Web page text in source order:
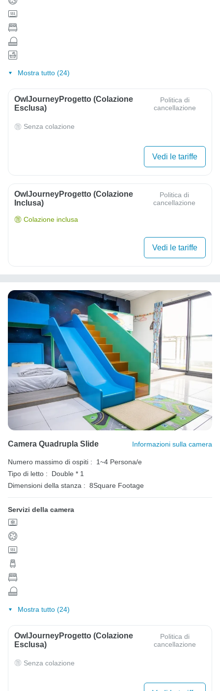
Mostra tutto (24)
OwlJourneyProgetto (colazione
Esclusa)
Politica di
cancellazione
Senza colazione
Vedi le tariffe
OwlJourneyProgetto (colazione
Inclusa)
Politica di
cancellazione
Colazione inclusa
Vedi le tariffe
Camera Quadrupla Slide Informazioni sulla camera
Numero massimo di ospiti :
1~4 Persona/e
Tipo di letto :
Double * 1
Dimensioni della stanza : 8Square Footage
Servizi della camera
Mostra tutto (24)
OwlJourneyProgetto (colazione
Esclusa)
Politica di
cancellazione
Senza colazione